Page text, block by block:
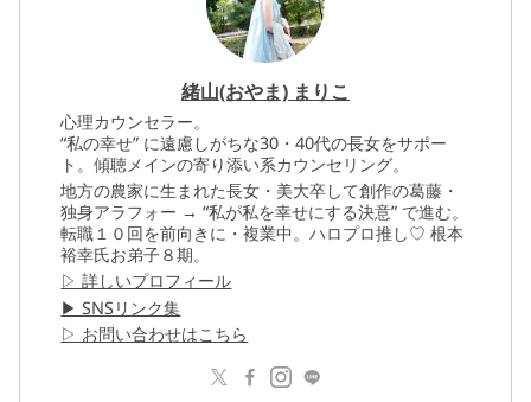
緒山(おやま) まりこ
心理カウンセラー。
“私の幸せ” に遠慮しがちな30・40代の長女をサポー
ト。傾聴メインの寄り添い系カウンセリング。
地方の農家に生まれた長女・美大卒して創作の葛藤・
独身アラフォー → “私が私を幸せにする決意” で進む。
転職１０回を前向きに・複業中。ハロプロ推し♡ 根本
裕幸氏お弟子８期。
▷ 詳しいプロフィール
▶︎ SNSリンク集
▷ お問い合わせはこちら